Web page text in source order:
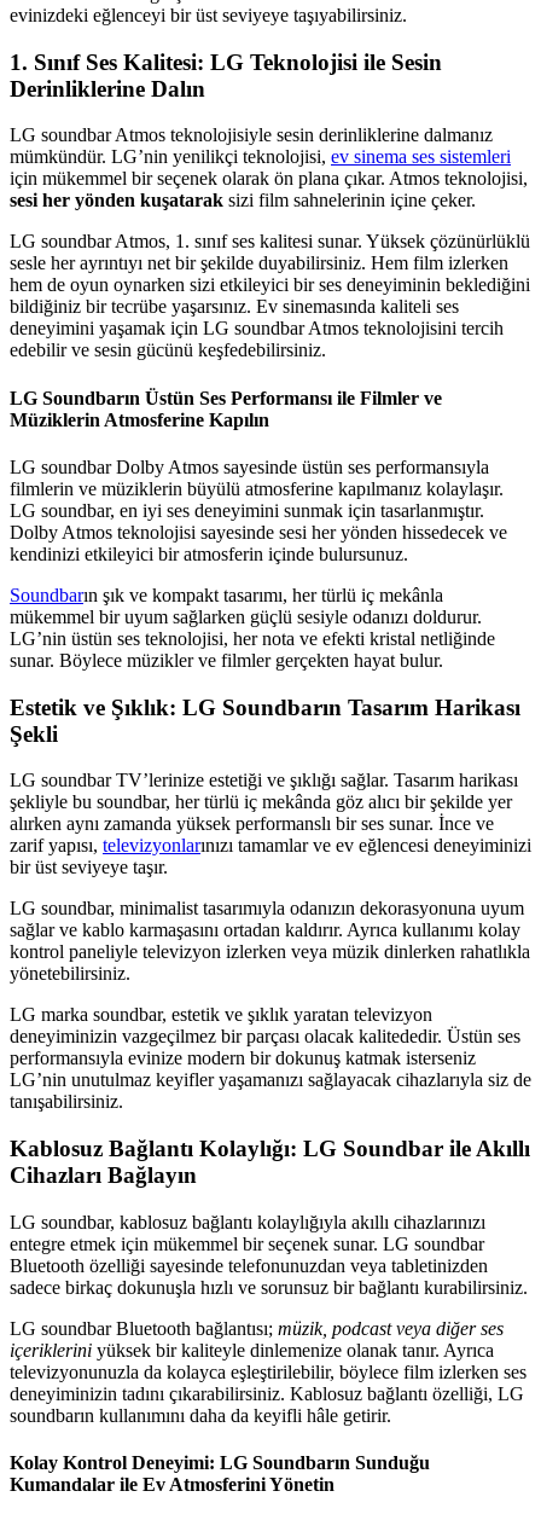
evinizdeki eğlenceyi bir üst seviyeye taşıyabilirsiniz.
1. Sınıf Ses Kalitesi: LG Teknolojisi ile Sesin
Derinliklerine Dalın
LG soundbar Atmos teknolojisiyle sesin derinliklerine dalmanız
mümkündür. LG’nin yenilikçi teknolojisi, ev sinema ses sistemleri
için mükemmel bir seçenek olarak ön plana çıkar. Atmos teknolojisi,
sesi her yönden kuşatarak sizi film sahnelerinin içine çeker.
LG soundbar Atmos, 1. sınıf ses kalitesi sunar. Yüksek çözünürlüklü
sesle her ayrıntıyı net bir şekilde duyabilirsiniz. Hem film izlerken
hem de oyun oynarken sizi etkileyici bir ses deneyiminin beklediğini
bildiğiniz bir tecrübe yaşarsınız. Ev sinemasında kaliteli ses
deneyimini yaşamak için LG soundbar Atmos teknolojisini tercih
edebilir ve sesin gücünü keşfedebilirsiniz.
LG Soundbarın Üstün Ses Performansı ile Filmler ve
Müziklerin Atmosferine Kapılın
LG soundbar Dolby Atmos sayesinde üstün ses performansıyla
filmlerin ve müziklerin büyülü atmosferine kapılmanız kolaylaşır.
LG soundbar, en iyi ses deneyimini sunmak için tasarlanmıştır.
Dolby Atmos teknolojisi sayesinde sesi her yönden hissedecek ve
kendinizi etkileyici bir atmosferin içinde bulursunuz.
Soundbarın şık ve kompakt tasarımı, her türlü iç mekânla
mükemmel bir uyum sağlarken güçlü sesiyle odanızı doldurur.
LG’nin üstün ses teknolojisi, her nota ve efekti kristal netliğinde
sunar. Böylece müzikler ve filmler gerçekten hayat bulur.
Estetik ve Şıklık: LG Soundbarın Tasarım Harikası
Şekli
LG soundbar TV’lerinize estetiği ve şıklığı sağlar. Tasarım harikası
şekliyle bu soundbar, her türlü iç mekânda göz alıcı bir şekilde yer
alırken aynı zamanda yüksek performanslı bir ses sunar. İnce ve
zarif yapısı, televizyonlarınızı tamamlar ve ev eğlencesi deneyiminizi
bir üst seviyeye taşır.
LG soundbar, minimalist tasarımıyla odanızın dekorasyonuna uyum
sağlar ve kablo karmaşasını ortadan kaldırır. Ayrıca kullanımı kolay
kontrol paneliyle televizyon izlerken veya müzik dinlerken rahatlıkla
yönetebilirsiniz.
LG marka soundbar, estetik ve şıklık yaratan televizyon
deneyiminizin vazgeçilmez bir parçası olacak kalitededir. Üstün ses
performansıyla evinize modern bir dokunuş katmak isterseniz
LG’nin unutulmaz keyifler yaşamanızı sağlayacak cihazlarıyla siz de
tanışabilirsiniz.
Kablosuz Bağlantı Kolaylığı: LG Soundbar ile Akıllı
Cihazları Bağlayın
LG soundbar, kablosuz bağlantı kolaylığıyla akıllı cihazlarınızı
entegre etmek için mükemmel bir seçenek sunar. LG soundbar
Bluetooth özelliği sayesinde telefonunuzdan veya tabletinizden
sadece birkaç dokunuşla hızlı ve sorunsuz bir bağlantı kurabilirsiniz.
LG soundbar Bluetooth bağlantısı; müzik, podcast veya diğer ses
içeriklerini yüksek bir kaliteyle dinlemenize olanak tanır. Ayrıca
televizyonunuzla da kolayca eşleştirilebilir, böylece film izlerken ses
deneyiminizin tadını çıkarabilirsiniz. Kablosuz bağlantı özelliği, LG
soundbarın kullanımını daha da keyifli hâle getirir.
Kolay Kontrol Deneyimi: LG Soundbarın Sunduğu
Kumandalar ile Ev Atmosferini Yönetin